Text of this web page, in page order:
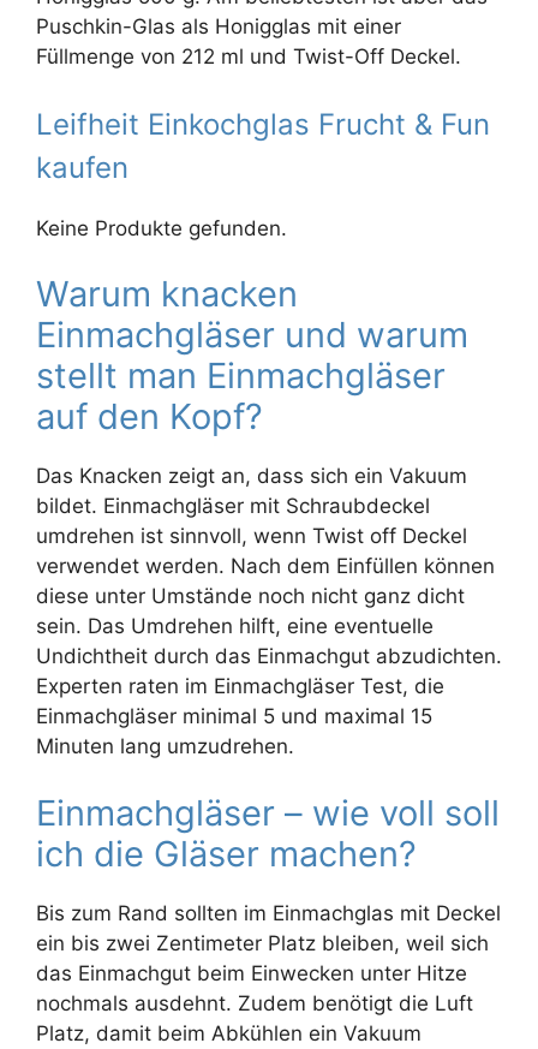
Puschkin-Glas als Honigglas mit einer
Füllmenge von 212 ml und Twist-Off Deckel.
Leifheit Einkochglas Frucht & Fun
kaufen
Keine Produkte gefunden.
Warum knacken
Einmachgläser und warum
stellt man Einmachgläser
auf den Kopf?
Das Knacken zeigt an, dass sich ein Vakuum
bildet. Einmachgläser mit Schraubdeckel
umdrehen ist sinnvoll, wenn Twist off Deckel
verwendet werden. Nach dem Einfüllen können
diese unter Umstände noch nicht ganz dicht
sein. Das Umdrehen hilft, eine eventuelle
Undichtheit durch das Einmachgut abzudichten.
Experten raten im Einmachgläser Test, die
Einmachgläser minimal 5 und maximal 15
Minuten lang umzudrehen.
Einmachgläser – wie voll soll
ich die Gläser machen?
Bis zum Rand sollten im Einmachglas mit Deckel
ein bis zwei Zentimeter Platz bleiben, weil sich
das Einmachgut beim Einwecken unter Hitze
nochmals ausdehnt. Zudem benötigt die Luft
Platz, damit beim Abkühlen ein Vakuum